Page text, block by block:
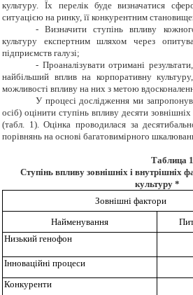
культуру. Їх перелік буде визначатися
ситуацією на ринку, її конкурентним
- Визначити ступінь впливу
культуру експертним шляхом через
підприємств галузі;
- Проаналізувати отримані
найбільший вплив на корпоративну
можливості впливу на них з метою
У процесі дослідження ми
осіб) оцінити ступінь впливу десяти
(табл. 1). Оцінка проводилася за
порівнянь на основі багатовимірного
Таблица
Ступінь впливу зовнішніх і внутрішніх
культуру *
Зовнішні фактори
Найменування
Низький генофон
Інноваційні процеси
Конкуренти